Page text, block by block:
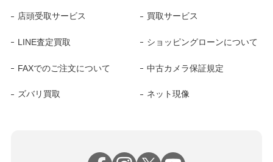
店頭受取サービス 買取サービス
LINE査定買取 ショッピングローンについて
FAXでのご注文について 中古カメラ保証規定
ズバリ買取 ネット現像